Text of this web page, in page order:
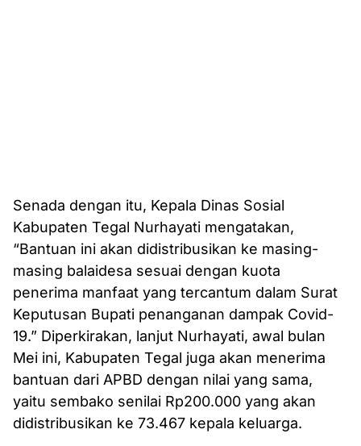
Senada dengan itu, Kepala Dinas Sosial
Kabupaten Tegal Nurhayati mengatakan,
“Bantuan ini akan didistribusikan ke masing-
masing balaidesa sesuai dengan kuota
penerima manfaat yang tercantum dalam Surat
Keputusan Bupati penanganan dampak Covid-
19.” Diperkirakan, lanjut Nurhayati, awal bulan
Mei ini, Kabupaten Tegal juga akan menerima
bantuan dari APBD dengan nilai yang sama,
yaitu sembako senilai Rp200.000 yang akan
didistribusikan ke 73.467 kepala keluarga.